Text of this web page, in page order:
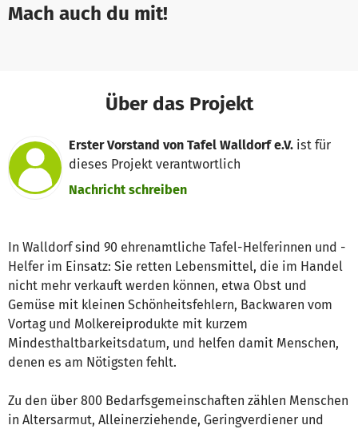
Mach auch du mit!
Über das Projekt
Erster Vorstand von Tafel Walldorf e.V. ist für
dieses Projekt verantwortlich
Nachricht schreiben
In Walldorf sind 90 ehrenamtliche Tafel-Helferinnen und -
Helfer im Einsatz: Sie retten Lebensmittel, die im Handel
nicht mehr verkauft werden können, etwa Obst und
Gemüse mit kleinen Schönheitsfehlern, Backwaren vom
Vortag und Molkereiprodukte mit kurzem
Mindesthaltbarkeitsdatum, und helfen damit Menschen,
denen es am Nötigsten fehlt.
Zu den über 800 Bedarfsgemeinschaften zählen Menschen
in Altersarmut, Alleinerziehende, Geringverdiener und